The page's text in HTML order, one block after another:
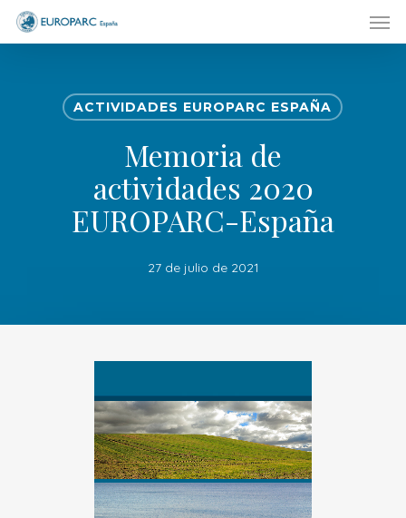
Skip
ACTIVIDADES EUROPARC ESPAÑA
Memoria de
actividades 2020
EUROPARC-España
27 de julio de 2021